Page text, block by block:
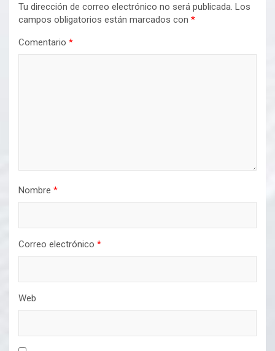
Tu dirección de correo electrónico no será publicada. Los
campos obligatorios están marcados con *
Comentario *
Nombre *
Correo electrónico *
Web